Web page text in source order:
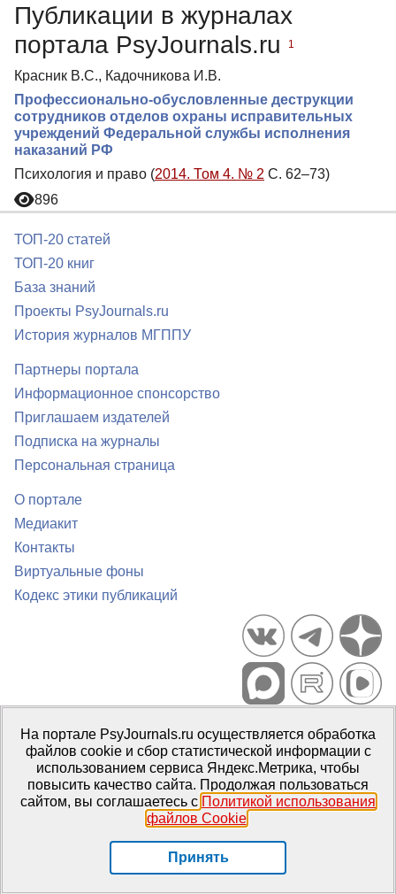
Публикации в журналах
портала PsyJournals.ru
1
Красник В.С., Кадочникова И.В.
Профессионально-обусловленные деструкции
сотрудников отделов охраны исправительных
учреждений Федеральной службы исполнения
наказаний РФ
Психология и право (2014. Том 4. № 2 С. 62–73)
896
ТОП-20 статей
ТОП-20 книг
База знаний
Проекты PsyJournals.ru
История журналов МГППУ
Партнеры портала
Информационное спонсорство
Приглашаем издателей
Подписка на журналы
Персональная страница
О портале
Медиакит
Контакты
Виртуальные фоны
Кодекс этики публикаций
Портал психологических изданий PsyJournals.ru, 2007–2026
Правила использования материалов
Свидетельство регистрации СМИЭл № ФС77-66447 от 14 июля
2016 г.
Издатель: ФГБОУ ВО МГППУ
На портале PsyJournals.ru осуществляется обработка
файлов cookie и сбор статистической информации с
использованием сервиса Яндекс.Метрика, чтобы
повысить качество сайта. Продолжая пользоваться
сайтом, вы соглашаетесь с Политикой использования
файлов Cookie.
Принять